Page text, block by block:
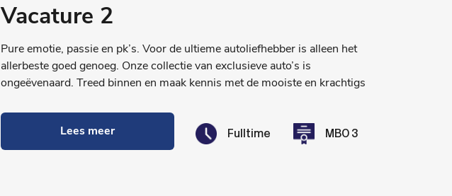
Vacature 2
Pure emotie, passie en pk’s. Voor de ultieme autoliefhebber is alleen het
allerbeste goed genoeg. Onze collectie van exclusieve auto’s is
ongeëvenaard. Treed binnen en maak kennis met de mooiste en krachtigs
Lees meer Fulltime MBO 3